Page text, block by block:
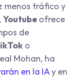
menos tráfico y
Youtube ofrece
de
o
Mohan, ha
en la IAy en